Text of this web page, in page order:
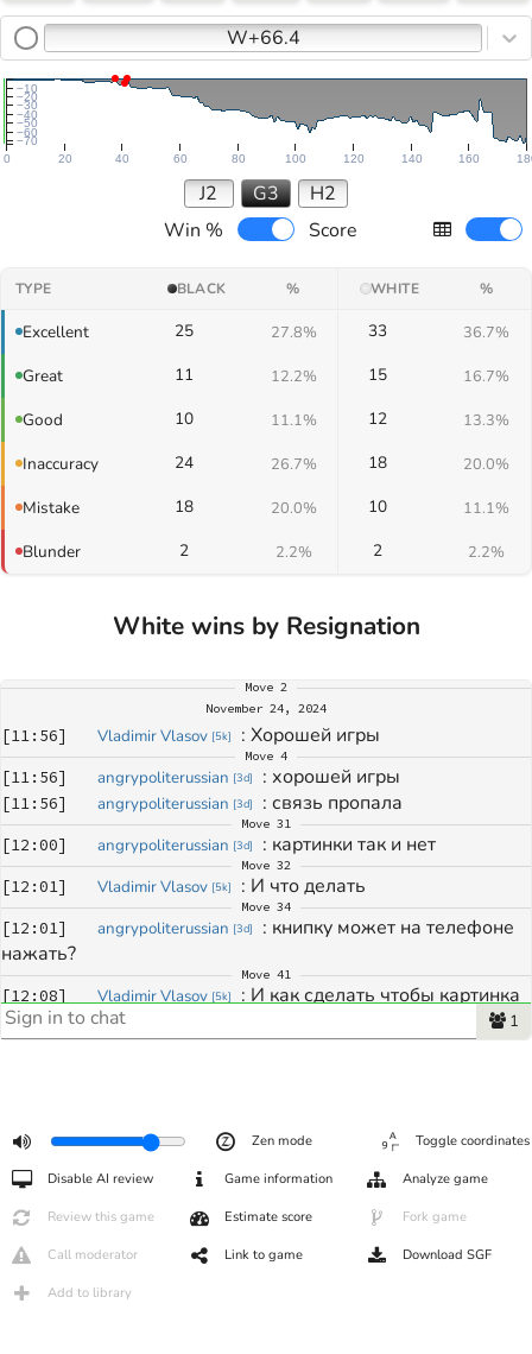
W+66.4
0 20 40 60 80 100 120 140 160
−70
−60
−50
−40
−30
−20
−10
J2 G3
H2
Win %
Score
TYPE BLACK % WHITE %
Excellent 25 27.8% 33 36.7%
Great 11 12.2% 15 16.7%
Good 10 11.1% 12 13.3%
Inaccuracy 24 26.7% 18 20.0%
Mistake 18 20.0% 10 11.1%
Blunder 2 2.2% 2 2.2%
White wins by Resignation
Move 2
November 24, 2024
[11:56] Vladimir Vlasov [5k] : Хорошей игры
Move 4
[11:56] angrypoliterussian [3d] : хорошей игры
[11:56] angrypoliterussian [3d] : связь пропала
Move 31
[12:00] angrypoliterussian [3d] : картинки так и нет
Move 32
[12:01] Vladimir Vlasov [5k] : И что делать
Move 34
[12:01] angrypoliterussian [3d] : книпку может на телефоне
нажать?
Move 41
[12:08] Vladimir Vlasov [5k] : И как сделать чтобы картинка
вернулась
Move 42
12:45 angrypoliterussian спасибо за игру
Vladimir Vlasov Спасибо за игру
1
Zen mode Toggle coordinates
Disable AI review Game information Analyze game
Review this game Estimate score Fork game
Call moderator Link to game Download SGF
Add to library